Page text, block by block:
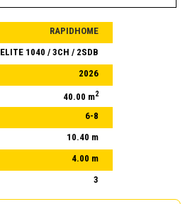
RAPIDHOME
ELITE 1040 / 3CH / 2SDB
2026
40.00 m2
6-8
10.40 m
4.00 m
3